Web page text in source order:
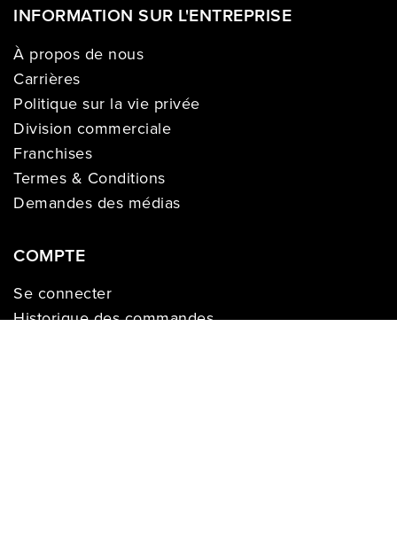
INFORMATION SUR L'ENTREPRISE
À propos de nous
Carrières
Politique sur la vie privée
Division commerciale
Franchises
Termes & Conditions
Demandes des médias
COMPTE
Se connecter
Historique des commandes